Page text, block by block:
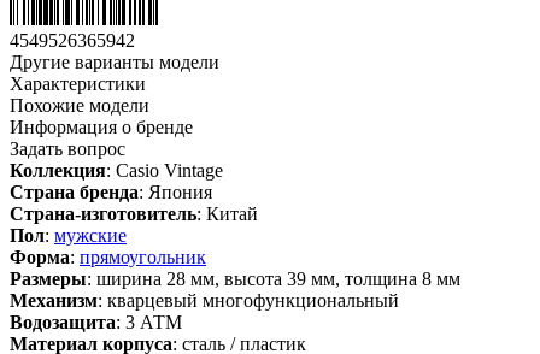
4549526365942
Другие варианты модели
Характеристики
Похожие модели
Информация о бренде
Задать вопрос
Коллекция: Casio Vintage
Страна бренда: Япония
Страна-изготовитель: Китай
Пол: мужские
Форма: прямоугольник
Размеры: ширина 28 мм, высота 39 мм, толщина 8 мм
Механизм: кварцевый многофункциональный
Водозащита: 3 АТМ
Материал корпуса: сталь / пластик